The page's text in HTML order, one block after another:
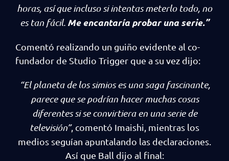
horas, así que incluso si intentas meterlo todo, no
es tan fácil. Me encantaría probar una serie.”
Comentó realizando un guiño evidente al co-
fundador de Studio Trigger que a su vez dijo:
“El planeta de los simios es una saga fascinante,
parece que se podrían hacer muchas cosas
diferentes si se convirtiera en una serie de
televisión”, comentó Imaishi, mientras los
medios seguían apuntalando las declaraciones.
Así que Ball dijo al final: